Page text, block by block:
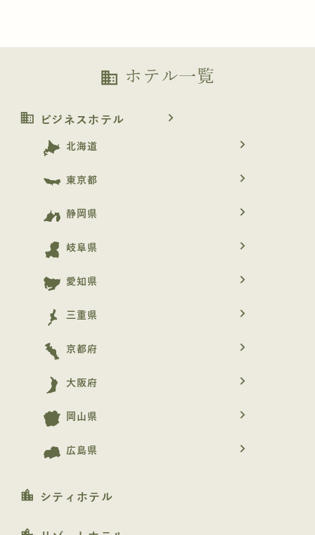
business ホテル一覧
business ビジネスホテル navigate_next
北海道 navigate_next
東京都 navigate_next
静岡県 navigate_next
岐阜県 navigate_next
愛知県 navigate_next
三重県 navigate_next
京都府 navigate_next
大阪府 navigate_next
岡山県 navigate_next
広島県 navigate_next
location_city シティホテル